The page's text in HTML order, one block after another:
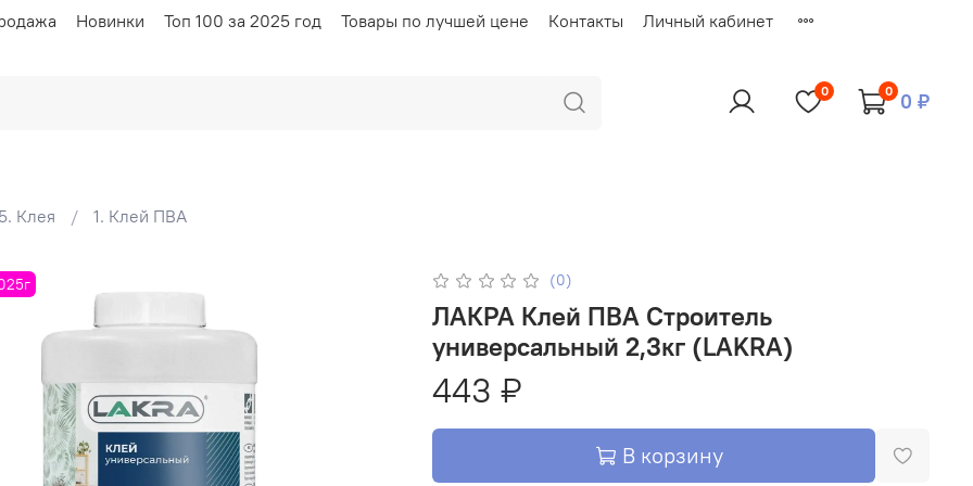
Новинки Топ 100 за 2025 год Товары по лучшей цене Контакты Личный кабинет
0 0 0 ₽
5. Клея 1. Клей ПВА
(0)
ЛАКРА Клей ПВА Строитель
универсальный 2,3кг (LAKRA)
443 ₽
В корзину